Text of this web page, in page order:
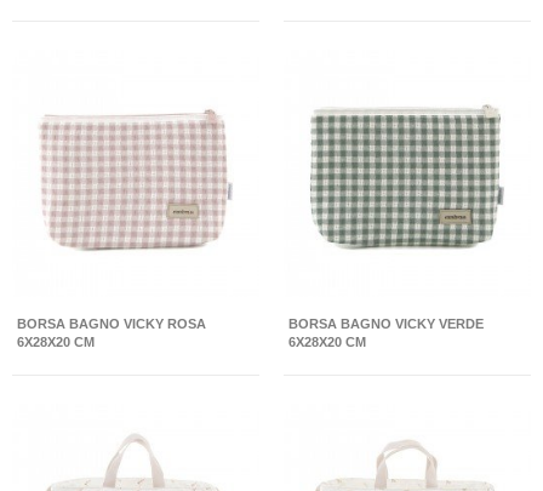
BORSA BAGNO VICKY ROSA
6X28X20 CM
BORSA BAGNO VICKY VERDE
6X28X20 CM